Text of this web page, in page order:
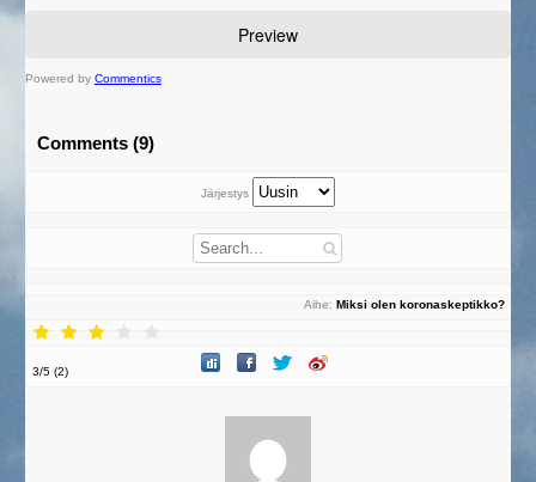
Powered by Commentics
Comments (9)
Järjestys
Aihe: Miksi olen koronaskeptikko?
3/5(2)